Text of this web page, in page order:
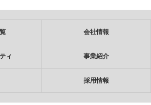
会社情報
ィ 事業紹介
採用情報